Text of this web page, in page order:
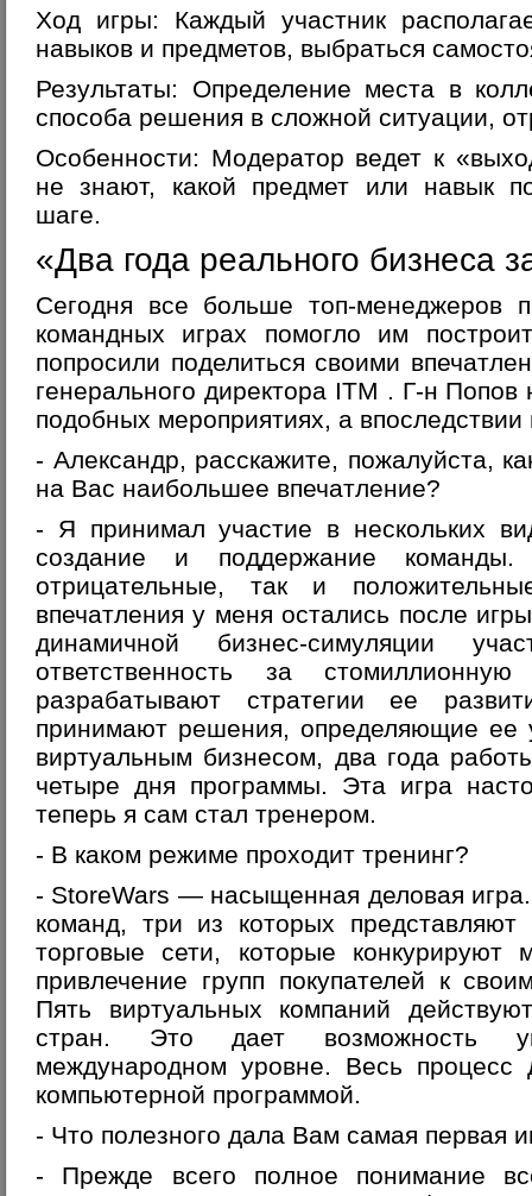
Ход игры: Каждый участник
навыков и предметов, выбраться
Результаты: Определение места в
способа решения в сложной ситуации,
Особенности: Модератор ведет к
не знают, какой предмет или навык
шаге.
«Два года реального бизнеса
Сегодня все больше топ-менеджеров
командных играх помогло им
попросили поделиться своими
генерального директора ITM . Г-н Попов
подобных мероприятиях, а
- Александр, расскажите, пожалуйста,
на Вас наибольшее впечатление?
- Я принимал участие в нескольких
создание и поддержание
отрицательные, так и
впечатления у меня остались после
динамичной бизнес-симуляции
ответственность за
разрабатывают стратегии ее
принимают решения, определяющие ее
виртуальным бизнесом, два года
четыре дня программы. Эта игра
теперь я сам стал тренером.
- В каком режиме проходит тренинг?
- StoreWars — насыщенная деловая игра.
команд, три из которых
торговые сети, которые
привлечение групп покупателей к
Пять виртуальных компаний
стран. Это дает возможность
международном уровне. Весь процесс
компьютерной программой.
- Что полезного дала Вам самая первая
- Прежде всего полное понимание